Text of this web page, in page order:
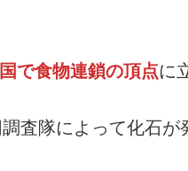
で食物連鎖の頂点に
査隊によって化石